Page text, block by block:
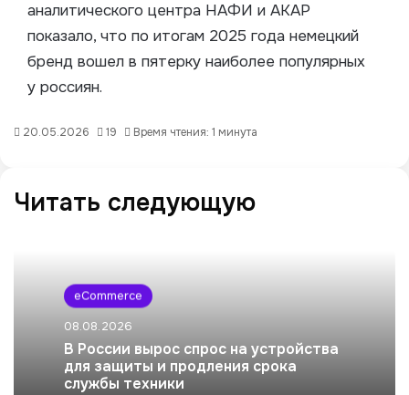
аналитического центра НАФИ и АКАР
показало, что по итогам 2025 года немецкий
бренд вошел в пятерку наиболее популярных
у россиян.
20.05.2026 19 Время чтения: 1 минута
Читать следующую
eCommerce
08.08.2026
В России вырос спрос на устройства
для защиты и продления срока
службы техники